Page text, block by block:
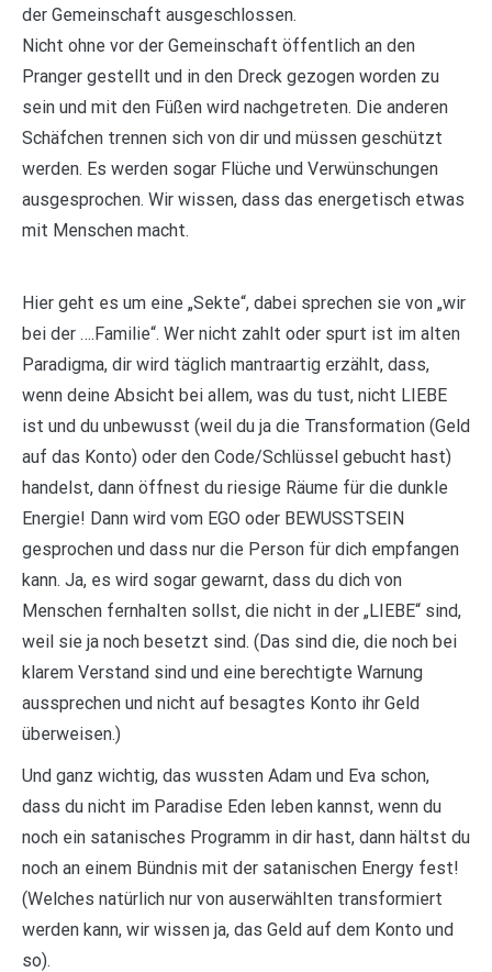
der Gemeinschaft ausgeschlossen.
Nicht ohne vor der Gemeinschaft öffentlich an den
Pranger gestellt und in den Dreck gezogen worden zu
sein und mit den Füßen wird nachgetreten. Die anderen
Schäfchen trennen sich von dir und müssen geschützt
werden. Es werden sogar Flüche und Verwünschungen
ausgesprochen. Wir wissen, dass das energetisch etwas
mit Menschen macht.
Hier geht es um eine „Sekte“, dabei sprechen sie von „wir
bei der ….Familie“. Wer nicht zahlt oder spurt ist im alten
Paradigma, dir wird täglich mantraartig erzählt, dass,
wenn deine Absicht bei allem, was du tust, nicht LIEBE
ist und du unbewusst (weil du ja die Transformation (Geld
auf das Konto) oder den Code/Schlüssel gebucht hast)
handelst, dann öffnest du riesige Räume für die dunkle
Energie! Dann wird vom EGO oder BEWUSSTSEIN
gesprochen und dass nur die Person für dich empfangen
kann. Ja, es wird sogar gewarnt, dass du dich von
Menschen fernhalten sollst, die nicht in der „LIEBE“ sind,
weil sie ja noch besetzt sind. (Das sind die, die noch bei
klarem Verstand sind und eine berechtigte Warnung
aussprechen und nicht auf besagtes Konto ihr Geld
überweisen.)
Und ganz wichtig, das wussten Adam und Eva schon,
dass du nicht im Paradise Eden leben kannst, wenn du
noch ein satanisches Programm in dir hast, dann hältst du
noch an einem Bündnis mit der satanischen Energy fest!
(Welches natürlich nur von auserwählten transformiert
werden kann, wir wissen ja, das Geld auf dem Konto und
so).